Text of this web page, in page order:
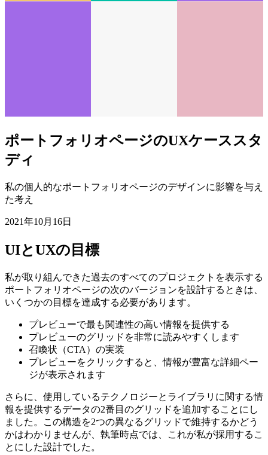
ポートフォリオページのUXケーススタ
た考え
2021年10月16日
UIとUXの目標
私が取り組んできた過去のすべてのプロジェクトを表示する
ポートフォリオページの次のバージョンを設計するときは、
いくつかの目標を達成する必要があります。
プレビューで最も関連性の高い情報を提供する
プレビューのグリッドを非常に読みやすくします
召喚状（CTA）の実装
プレビューをクリックすると、情報が豊富な詳細ペー
ジが表示されます
さらに、使用しているテクノロジーとライブラリに関する情